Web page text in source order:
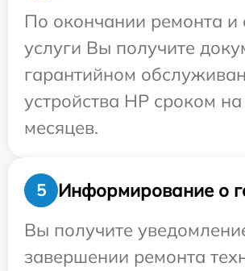
По окончании ремонта и
услуги Вы получите
гарантийном
устройства HP сроком
месяцев.
5
Информирование о
Вы получите
завершении ремонта